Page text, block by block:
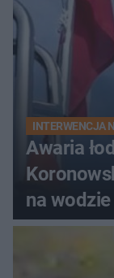
INTERWENCJA
Awaria
na wodzie